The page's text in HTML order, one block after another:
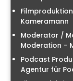
Kameramann
Moderator /
Moderation –
Podcast
Agentur für